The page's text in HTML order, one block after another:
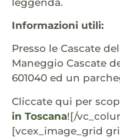
Informazioni utili:
Presso le Cascate
Maneggio Cascate
601040 ed un
Cliccate qui per
in Toscana![/
[vcex_image_grid